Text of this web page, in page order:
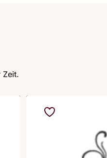
Zeit.